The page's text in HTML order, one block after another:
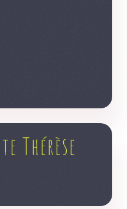
Thérèse